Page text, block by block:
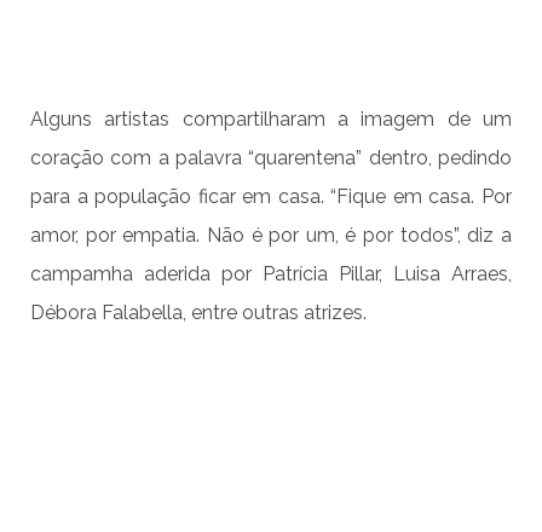
Alguns artistas compartilharam a imagem de um
coração com a palavra “quarentena” dentro, pedindo
para a população ficar em casa. “Fique em casa. Por
amor, por empatia. Não é por um, é por todos”, diz a
campamha aderida por Patrícia Pillar, Luisa Arraes,
Débora Falabella, entre outras atrizes.